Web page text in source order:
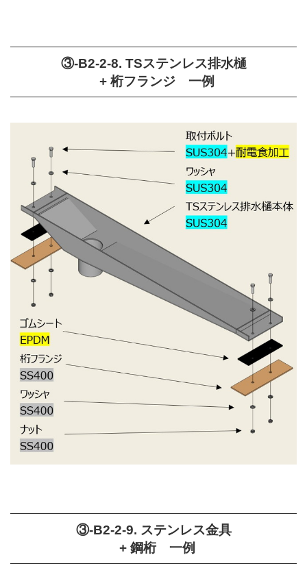
③-B2-2-8. TSステンレス排水樋
+ 桁フランジ 一例
③-B2-2-9. ステンレス金具
+ 鋼桁 一例